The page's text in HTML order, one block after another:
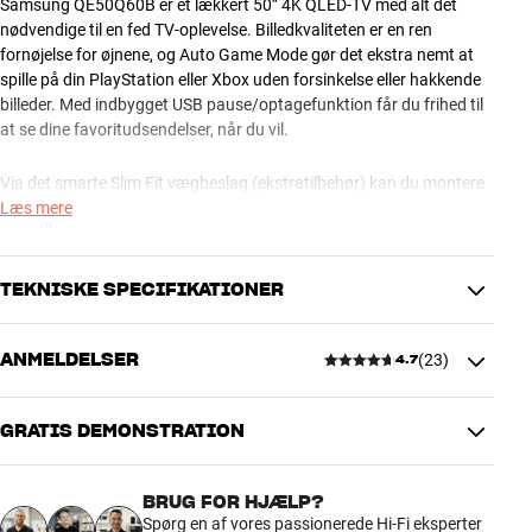
Samsung QE50Q60B er et lækkert 50” 4K QLED-TV med alt det
nødvendige til en fed TV-oplevelse. Billedkvaliteten er en ren
fornøjelse for øjnene, og Auto Game Mode gør det ekstra nemt at
spille på din PlayStation eller Xbox uden forsinkelse eller hakkende
billeder. Med indbygget USB pause/optagefunktion får du frihed til
at se dine favoritudsendelser, når du vil.
Via det smarte Slim Fit vægbeslag (ekstratilbehør) kan du montere
TV’et helt fladt ind til væggen ligesom et maleri. En designdetalje,
boligindretning. Via eARC kan du overføre ukomprimeret
surroundlyd igennem det tilsluttede HDMI-kabel, for eksempel til en
Du kan også stemmestyre TV’et via fjernbetjeningens mikrofon eller
hvad den enkelte tjeneste tilbyder.
Smart Control med solceller medfølger. Solcellerne virker selv i
Læs mere
TEKNISKE SPECIFIKATIONER
BILLEDE
Opløsning
4K Ultra HD
HDR-formater
Game mode
Ja
ANMELDELSER 4.7(23)
4.7
23 anmeldelser
GRATIS DEMONSTRATION
BRUG FOR HJÆLP?
Spørg en af vores passionerede Hi-Fi eksperter